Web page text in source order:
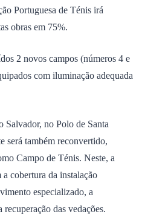
Portuguesa de Ténis irá
obras em 75%.
2 novos campos (números 4 e
com iluminação adequada
Salvador, no Polo de Santa
será também reconvertido,
Campo de Ténis. Neste, a
cobertura da instalação
especializado, a
das vedações.